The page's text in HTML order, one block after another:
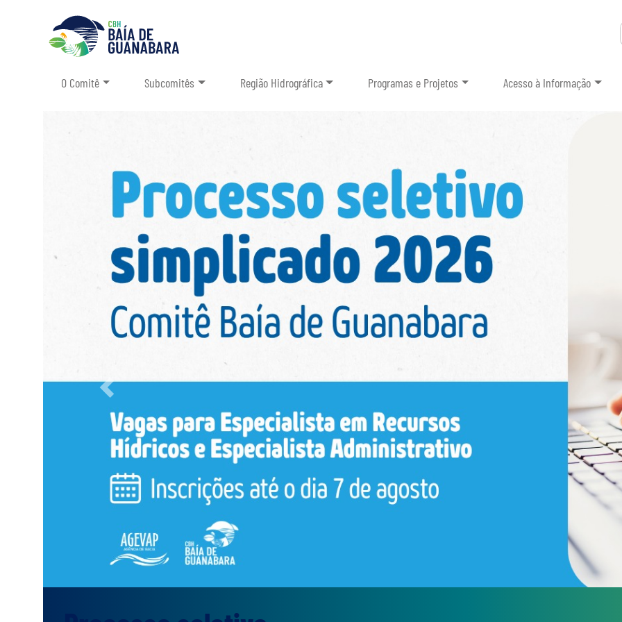
O Comitê Subcomitês Região Hidrográfica Programas e Projetos Acesso à Informação
Previous